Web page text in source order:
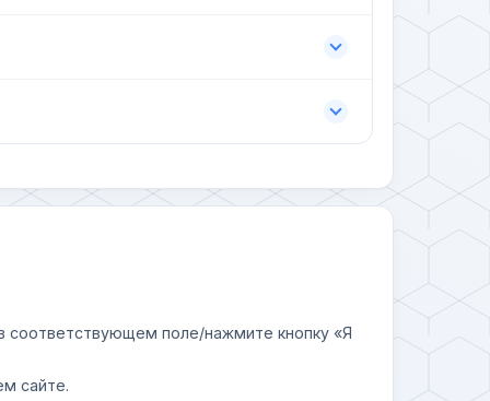
соответствующем поле/нажмите кнопку «Я
сайте.